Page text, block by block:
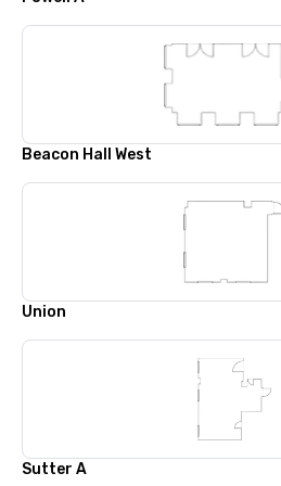
Beacon Hall West
Union
Sutter A